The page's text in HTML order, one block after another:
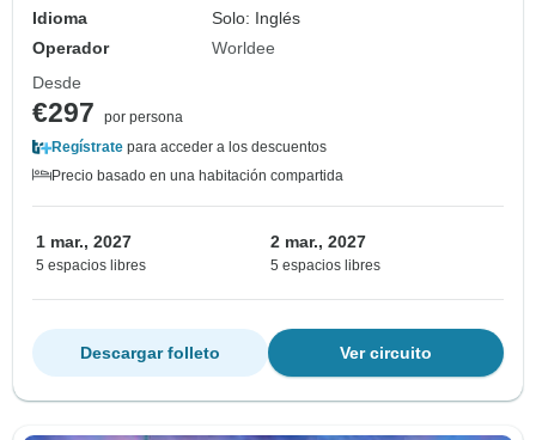
Idioma
Solo: Inglés
Operador
Worldee
Desde
€297
por persona
Regístrate para acceder a los descuentos
Precio basado en una habitación compartida
1 mar., 2027
5 espacios libres
2 mar., 2027
5 espacios libres
Ver circuito
Descargar folleto